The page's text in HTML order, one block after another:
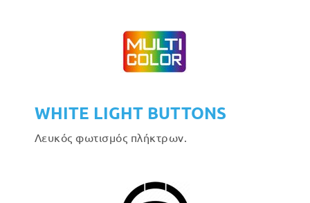
WHITE LIGHT BUTTONS
Λευκός φωτισμός πλήκτρων.